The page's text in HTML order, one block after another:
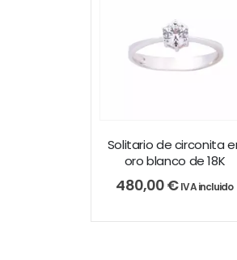
Solitario de circonita
oro blanco de 18K
480,00€ IVA incluido